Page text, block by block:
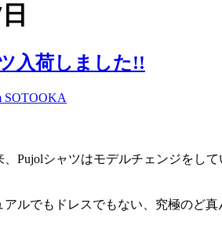
入荷しました!!
SOTOOKA
、Pujolシャツはモデルチェンジをして
アルでもドレスでもない、究極のど真